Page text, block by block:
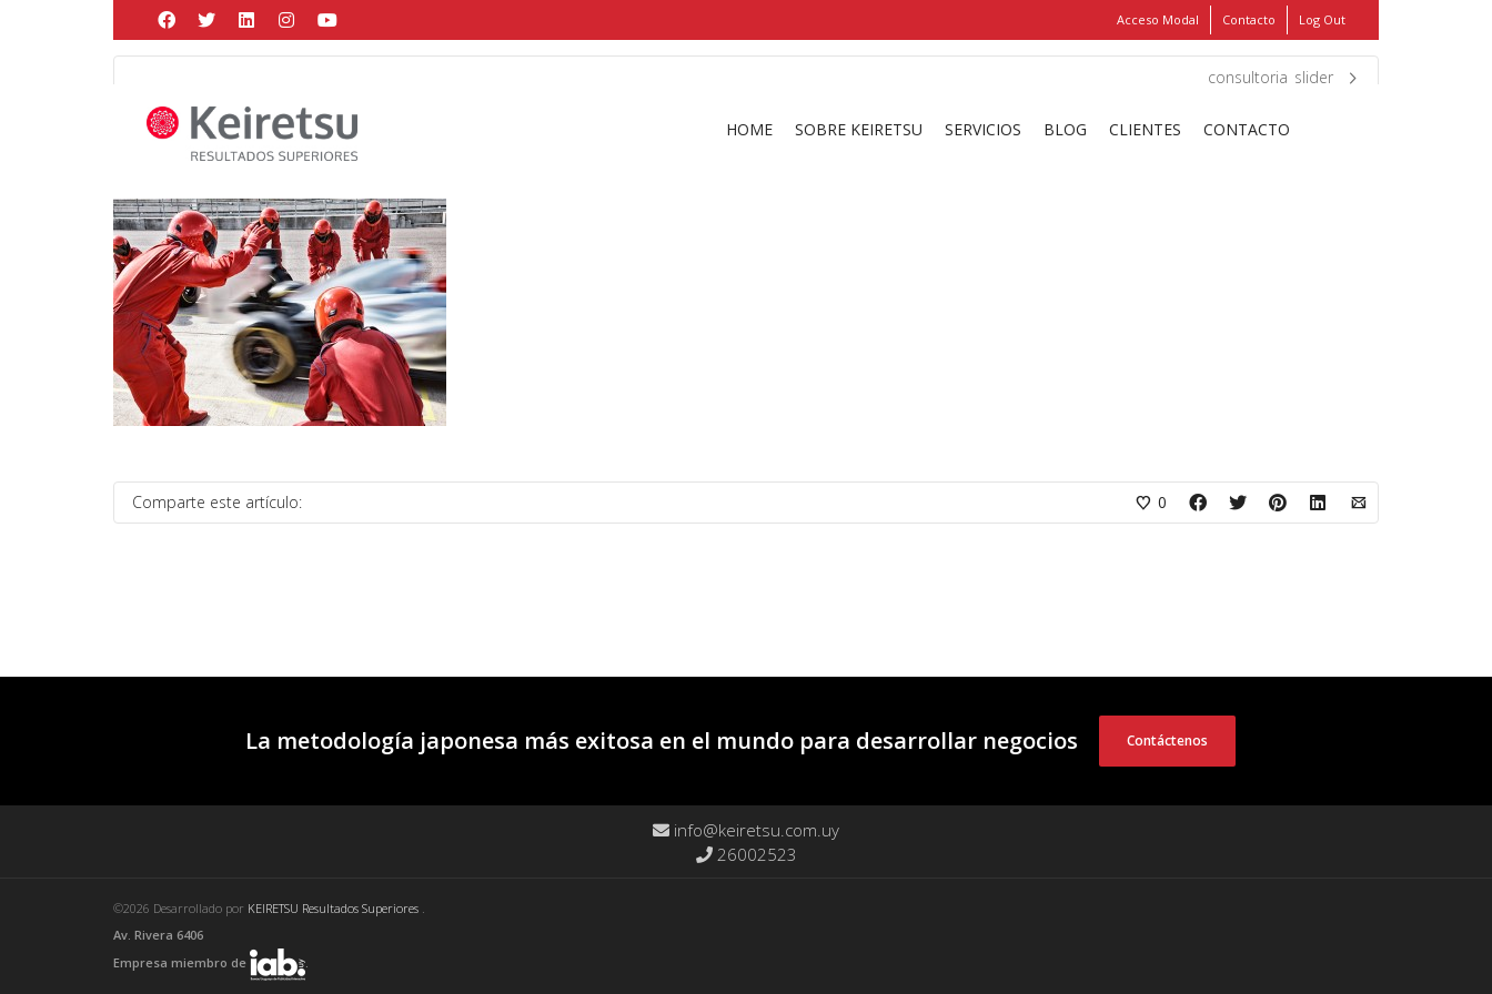
Help me Dante! I'm looking for newshirtsin a sizemediumthat cost between £ . Show
FIND MY ITEMS!
Acceso Modal Contacto Log Out
HOME SOBRE KEIRETSU SERVICIOS BLOG CLIENTES CONTACTO
consultoria_slider
Posted by Martín Gonzalezonmayo 30, 2021
Comparte este artículo: 0
La metodología japonesa más exitosa en el mundo para desarrollar negocios Contáctenos
info@keiretsu.com.uy
26002523
©2026 Desarrollado por KEIRETSU Resultados Superiores .
Av. Rivera 6406
Empresa miembro de
.